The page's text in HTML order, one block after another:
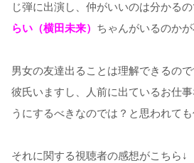
じ弾に出演し、仲がいいのは分かる
らい（横田未来） ちゃんがいるのかが
男女の友達出ることは理解できるの
彼氏いますし、人前に出ているお仕
うにするべきなのでは？と思われても
それに関する視聴者の感想がこちら↓